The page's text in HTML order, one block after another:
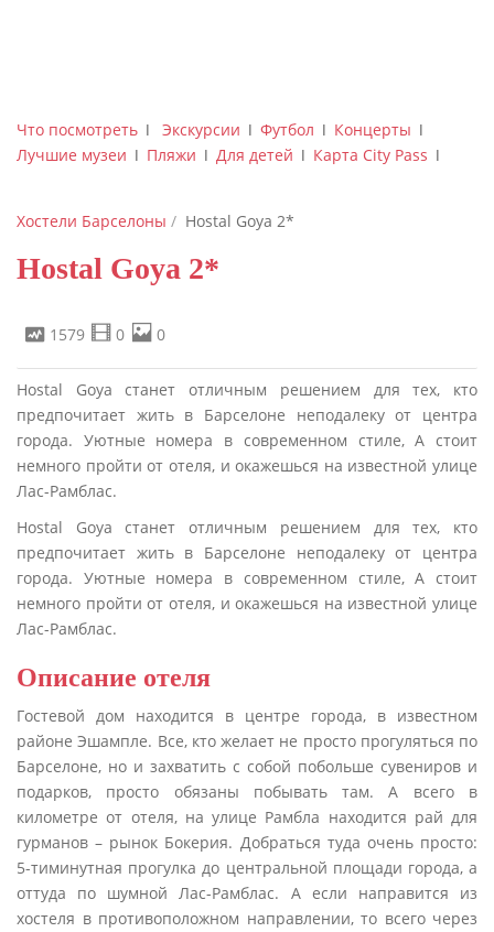
Что посмотреть ǀ Экскурсии ǀ Футбол ǀ Концерты ǀ
Лучшие музеи ǀ Пляжи ǀ Для детей ǀ Карта City Pass ǀ
Хостели Барселоны Hostal Goya 2*
Hostal Goya 2*
1579 0 0
Hostal Goya станет отличным решением для тех, кто
предпочитает жить в Барселоне неподалеку от центра
города. Уютные номера в современном стиле, А стоит
немного пройти от отеля, и окажешься на известной улице
Лас-Рамблас.
Hostal Goya станет отличным решением для тех, кто
предпочитает жить в Барселоне неподалеку от центра
города. Уютные номера в современном стиле, А стоит
немного пройти от отеля, и окажешься на известной улице
Лас-Рамблас.
Описание отеля
Гостевой дом находится в центре города, в известном
районе Эшампле. Все, кто желает не просто прогуляться по
Барселоне, но и захватить с собой побольше сувениров и
подарков, просто обязаны побывать там. А всего в
километре от отеля, на улице Рамбла находится рай для
гурманов – рынок Бокерия. Добраться туда очень просто:
5-тиминутная прогулка до центральной площади города, а
оттуда по шумной Лас-Рамблас. А если направится из
хостеля в противоположном направлении, то всего через